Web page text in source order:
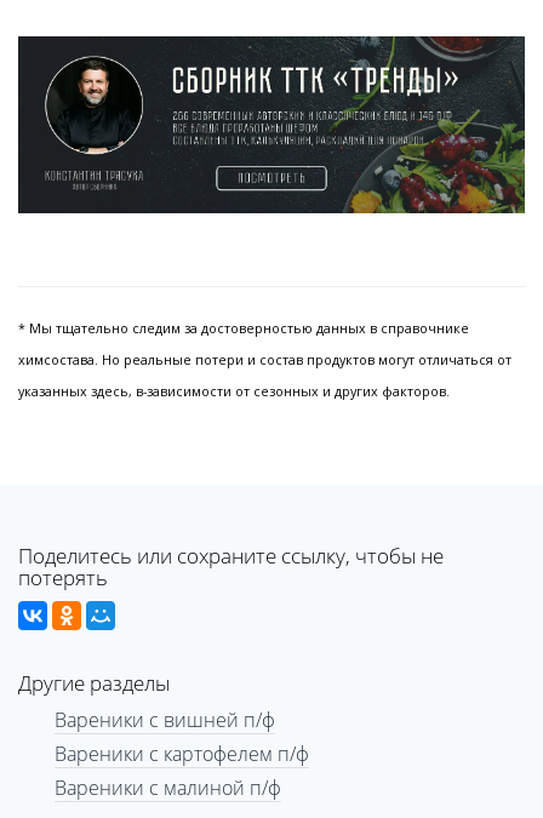
* Мы тщательно следим за достоверностью данных в справочнике
химсостава. Но реальные потери и состав продуктов могут отличаться от
указанных здесь, в-зависимости от сезонных и других факторов.
Поделитесь или сохраните ссылку, чтобы не
потерять
Другие разделы
Вареники с вишней п/ф
Вареники с картофелем п/ф
Вареники с малиной п/ф